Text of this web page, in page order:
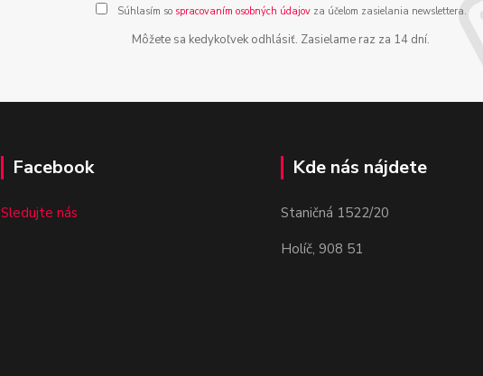
Súhlasím so spracovaním osobných údajovza účelom zasielania newslettera.
Môžete sa kedykoľvek odhlásiť. Zasielame raz za 14 dní.
Facebook
Sledujte nás
Kde nás nájdete
Staničná 1522/20
Holíč, 908 51